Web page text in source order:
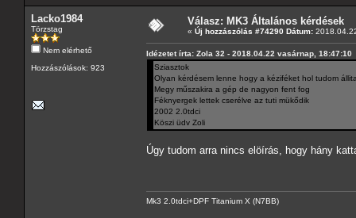
Lacko1984
Törzstag
Nem elérhető
Hozzászólások: 923
Válasz: MK3 Általános kérdések
« Új hozzászólás #74290 Dátum:
Idézetet írta: Zola 32 - 2018.04.22 vasárnap, 18:47:10
Sziasztok
Olyan kérdésem lenne hogy a kéziféket hol tudom
Megy műszakira a gép de nagyon fent fog
Féknyergek lettek cserélve az tuti mükődik
2002 2.0tdci
Köszi üdv Zoli
Úgy tudom arra nincs elöírás, hogy hány
Mk3 2.0tdci+DPF Titanium X (N7BB)